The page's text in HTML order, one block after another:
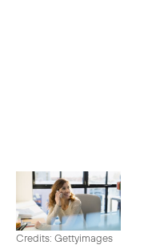
Credits: Gettyimages